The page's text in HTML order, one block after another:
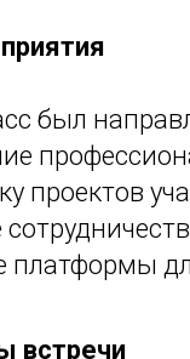
был
проектов
платформы
встречи